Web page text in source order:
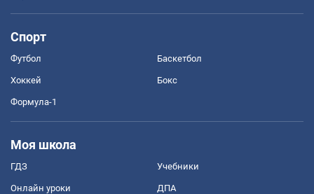
Спорт
Футбол Баскетбол
Хоккей Бокс
Формула-1
Моя школа
ГДЗ Учебники
Онлайн уроки ДПА